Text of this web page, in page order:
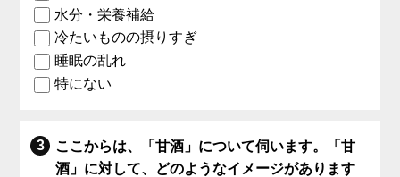
水分・栄養補給
冷たいものの摂りすぎ
睡眠の乱れ
特にない
ここからは、「甘酒」について伺います。「甘
酒」に対して、どのようなイメージがあります